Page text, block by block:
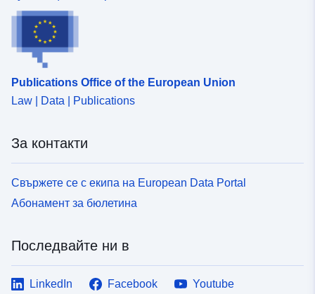
Publications Office of the European Union
Law | Data | Publications
За контакти
Свържете се с екипа на European Data Portal
Абонамент за бюлетина
Последвайте ни в
LinkedIn Facebook
Youtube